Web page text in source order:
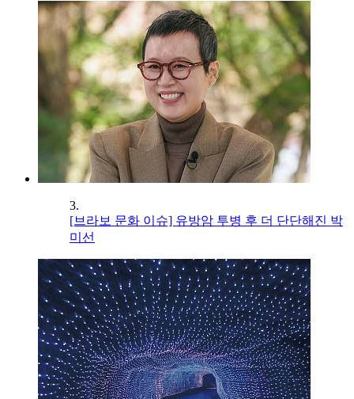
3.
[브라보 문화 이슈] 유방암 투병 후 더 단단해진 박
미선